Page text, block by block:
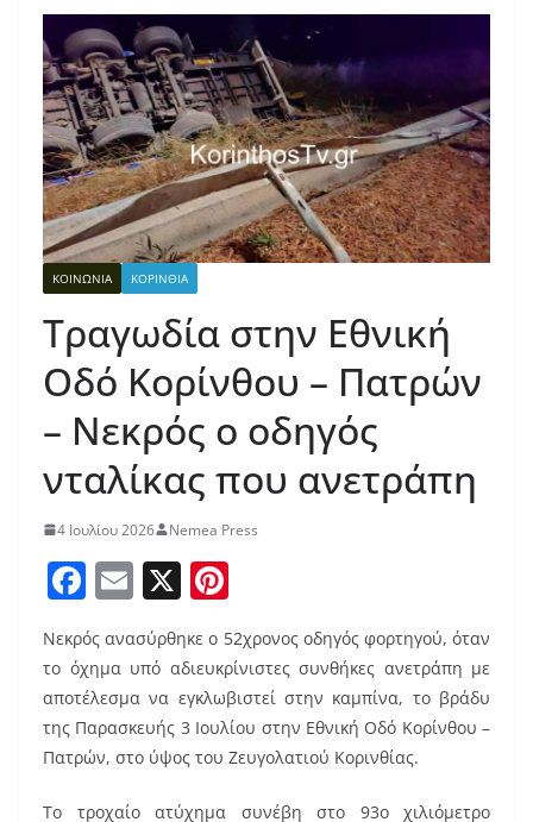
ΚΟΙΝΩΝΙΑ ΚΟΡΙΝΘΙΑ
Τραγωδία στην Εθνική
Οδό Κορίνθου – Πατρών
– Νεκρός ο οδηγός
νταλίκας που ανετράπη
4 Ιουλίου 2026 Nemea Press
F
a
c
e
b
o
o
E
m
ai
l
X
er
e
st
Νεκρός ανασύρθηκε o 52χρονος οδηγός φορτηγού, όταν
το όχημα υπό αδιευκρίνιστες συνθήκες ανετράπη με
αποτέλεσμα να εγκλωβιστεί στην καμπίνα, το βράδυ
της Παρασκευής 3 Ιουλίου στην Εθνική Οδό Κορίνθου –
Πατρών, στο ύψος του Ζευγολατιού Κορινθίας.
Tο τροχαίο ατύχημα συνέβη στο 93ο χιλιόμετρο